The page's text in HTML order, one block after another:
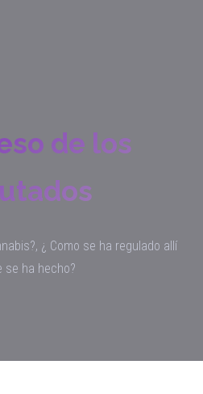
de los
¿ Como se ha regulado allí
se ha hecho?